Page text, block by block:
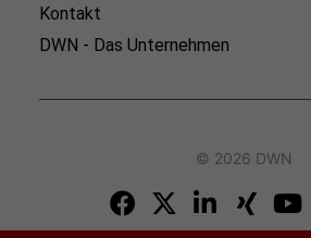
Kontakt
DWN - Das Unternehmen
© 2026 DWN